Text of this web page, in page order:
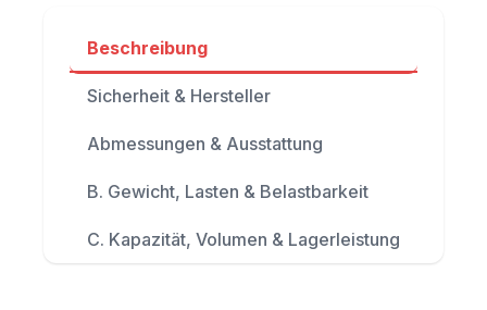
Beschreibung
Sicherheit & Hersteller
Abmessungen & Ausstattung
B. Gewicht, Lasten & Belastbarkeit
C. Kapazität, Volumen & Lagerleistung